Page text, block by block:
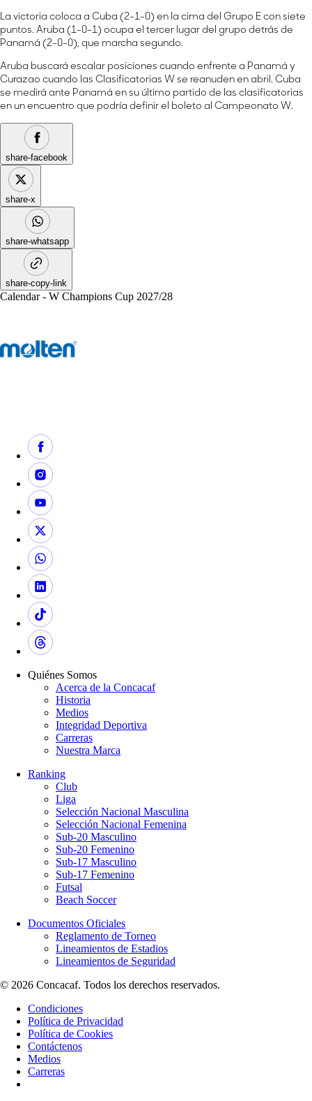
La victoria coloca a Cuba (2-1-0) en la cima del Grupo E con siete
puntos. Aruba (1-0-1) ocupa el tercer lugar del grupo detrás de
Panamá (2-0-0), que marcha segundo.
Aruba buscará escalar posiciones cuando enfrente a Panamá y
Curazao cuando las Clasificatorias W se reanuden en abril. Cuba
se medirá ante Panamá en su último partido de las clasificatorias
en un encuentro que podría definir el boleto al Campeonato W.
share-facebook
share-x
share-whatsapp
share-copy-link
Calendar - W Champions Cup 2027/28
Quiénes Somos
Acerca de la Concacaf
Historia
Medios
Integridad Deportiva
Carreras
Nuestra Marca
Ranking
Club
Liga
Selección Nacional Masculina
Selección Nacional Femenina
Sub-20 Masculino
Sub-20 Femenino
Sub-17 Masculino
Sub-17 Femenino
Futsal
Beach Soccer
Documentos Oficiales
Reglamento de Torneo
Lineamientos de Estadios
Lineamientos de Seguridad
© 2026 Concacaf. Todos los derechos reservados.
Condiciones
Política de Privacidad
Política de Cookies
Contáctenos
Medios
Carreras